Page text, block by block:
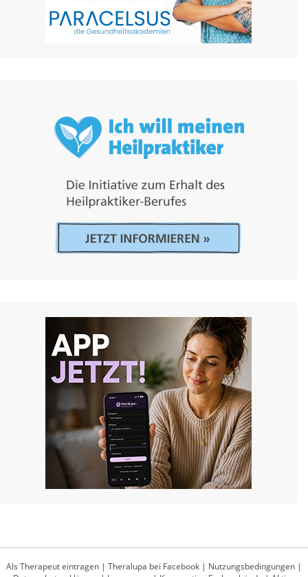
Als Therapeut eintragen | Theralupa bei Facebook | Nutzungsbedingungen |